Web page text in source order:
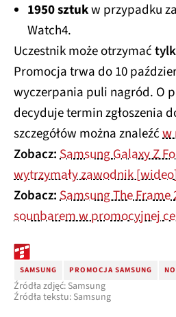
1950 sztukw przypadku
Watch4.
Uczestnik może otrzymać
Promocja trwa do 10
wyczerpania puli nagród. O
decyduje termin zgłoszenia
szczegółów można znaleźćw
Zobacz:Samsung Galaxy Z
wytrzymały zawodnik [wideo]
Zobacz:Samsung The Frame
sounbarem w promocyjnej
SAMSUNG PROMOCJA SAMSUNG
Źródła zdjęć: Samsung
Źródła tekstu: Samsung